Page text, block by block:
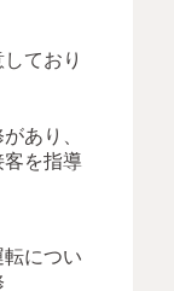
ており
あり、
を指導
につい